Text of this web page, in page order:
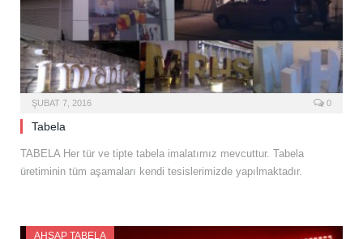
ŞUBAT 7, 2016 0
Tabela
TABELA Her tür ve tipte tabela imalatımız mevcuttur. Tabela
üretiminin tüm aşamaları kendi tesislerimizde yapılmaktadır.
AHŞAP TABELA